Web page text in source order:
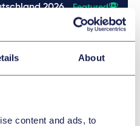
About
content and ads, to
2026 Featured